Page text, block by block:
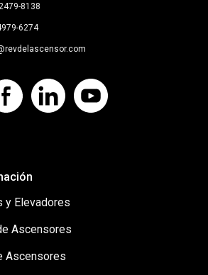
8138
6274
y Elevadores
Ascensores
Ascensores